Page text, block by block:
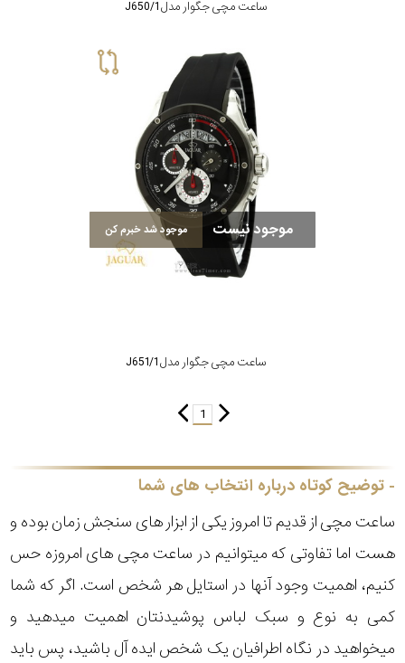
ساعت مچی جگوار مدل J650/1
موجود نیست موجود شد خبرم کن
ساعت مچی جگوار مدل J651/1
1
توضیح کوتاه درباره انتخاب های شما
ساعت مچی از قدیم تا امروز یکی از ابزار های سنجش زمان بوده و
هست اما تفاوتی که میتوانیم در ساعت مچی های امروزه حس
کنیم، اهمیت وجود آنها در استایل هر شخص است. اگر که شما
کمی به نوع و سبک لباس پوشیدنتان اهمیت میدهید و
میخواهید در نگاه اطرافیان یک شخص ایده آل باشید، پس باید